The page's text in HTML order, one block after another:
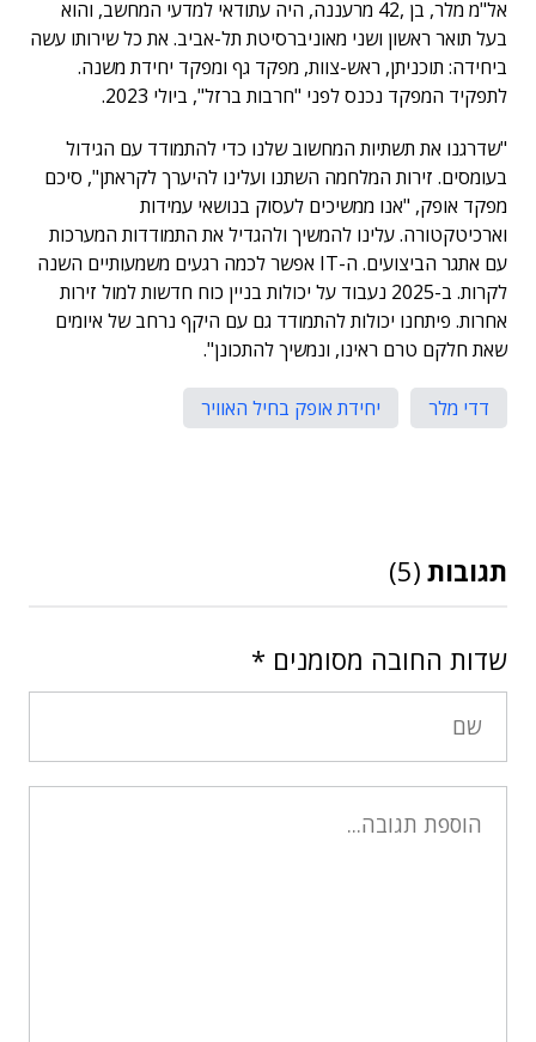
אל"מ מלר, בן ,42 מרעננה, היה עתודאי למדעי המחשב, והוא
בעל תואר ראשון ושני מאוניברסיטת תל-אביב. את כל שירותו עשה
ביחידה: תוכניתן, ראש-צוות, מפקד גף ומפקד יחידת משנה.
לתפקיד המפקד נכנס לפני "חרבות ברזל", ביולי 2023.
"שדרגנו את תשתיות המחשוב שלנו כדי להתמודד עם הגידול
בעומסים. זירות המלחמה השתנו ועלינו להיערך לקראתן", סיכם
מפקד אופק, "אנו ממשיכים לעסוק בנושאי עמידות
וארכיטקטורה. עלינו להמשיך ולהגדיל את התמודדות המערכות
עם אתגר הביצועים. ה-IT אפשר לכמה רגעים משמעותיים השנה
לקרות. ב-2025 נעבוד על יכולות בניין כוח חדשות למול זירות
אחרות. פיתחנו יכולות להתמודד גם עם היקף נרחב של איומים
שאת חלקם טרם ראינו, ונמשיך להתכונן".
דדי מלר יחידת אופק בחיל האוויר
תגובות (5)
שדות החובה מסומנים *